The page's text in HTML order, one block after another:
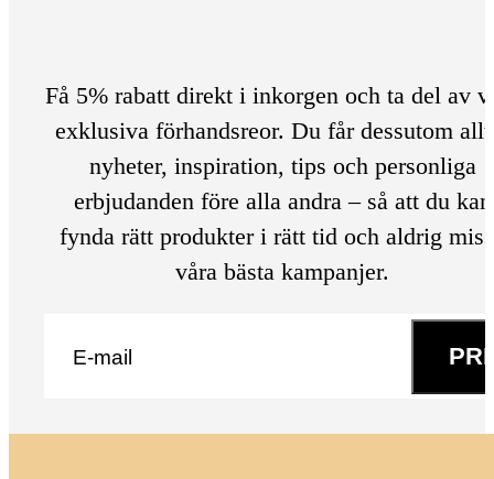
Få 5% rabatt direkt i inkorgen och ta del av
exklusiva förhandsreor. Du får dessutom
nyheter, inspiration, tips och personliga
erbjudanden före alla andra – så att du kan
fynda rätt produkter i rätt tid och aldrig
våra bästa kampanjer.